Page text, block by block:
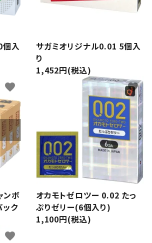
ストレートタイプ
クリア（透明）
ブルー
ジョークコンドーム一
覧
個入
サガミオリジナル0.01 5個入
り
1,452円(税込)
ンボ
ク
favorite
オカモトゼロツー 0.02 たっ
ぷりゼリー(6個入り)
1,100円(税込)
favorite
favorite